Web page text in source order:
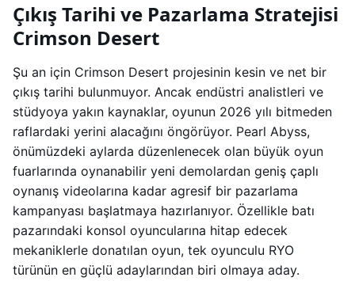
Çıkış Tarihi ve Pazarlama Stratejisi
Crimson Desert
Şu an için Crimson Desert projesinin kesin ve net bir
çıkış tarihi bulunmuyor. Ancak endüstri analistleri ve
stüdyoya yakın kaynaklar, oyunun 2026 yılı bitmeden
raflardaki yerini alacağını öngörüyor. Pearl Abyss,
önümüzdeki aylarda düzenlenecek olan büyük oyun
fuarlarında oynanabilir yeni demolardan geniş çaplı
oynanış videolarına kadar agresif bir pazarlama
kampanyası başlatmaya hazırlanıyor. Özellikle batı
pazarındaki konsol oyuncularına hitap edecek
mekaniklerle donatılan oyun, tek oyunculu RYO
türünün en güçlü adaylarından biri olmaya aday.